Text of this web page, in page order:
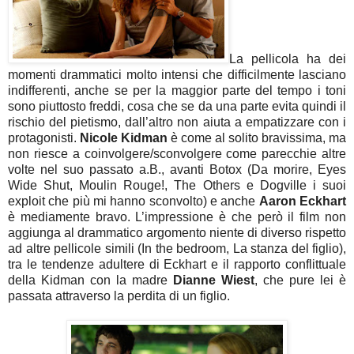
La pellicola ha dei
momenti drammatici molto intensi che difficilmente lasciano
indifferenti, anche se per la maggior parte del tempo i toni
sono piuttosto freddi, cosa che se da una parte evita quindi il
rischio del pietismo, dall’altro non aiuta a empatizzare con i
protagonisti. Nicole Kidman è come al solito bravissima, ma
non riesce a coinvolgere/sconvolgere come parecchie altre
volte nel suo passato a.B., avanti Botox (Da morire, Eyes
Wide Shut, Moulin Rouge!, The Others e Dogville i suoi
exploit che più mi hanno sconvolto) e anche Aaron Eckhart
è mediamente bravo. L’impressione è che però il film non
aggiunga al drammatico argomento niente di diverso rispetto
ad altre pellicole simili (In the bedroom, La stanza del figlio),
tra le tendenze adultere di Eckhart e il rapporto conflittuale
della Kidman con la madre Dianne Wiest, che pure lei è
passata attraverso la perdita di un figlio.